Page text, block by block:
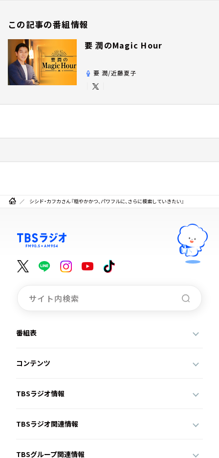
この記事の番組情報
要 潤のMagic Hour
要 潤/近藤夏子
シシド・カフカさん『穏やかかつ、パワフルに、さらに模索していきたい』
番組表
コンテンツ
TBSラジオ情報
TBSラジオ関連情報
TBSグループ関連情報